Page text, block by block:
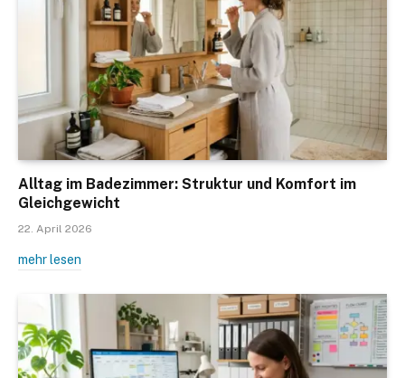
Alltag im Badezimmer: Struktur und Komfort im
Gleichgewicht
22. April 2026
mehr lesen